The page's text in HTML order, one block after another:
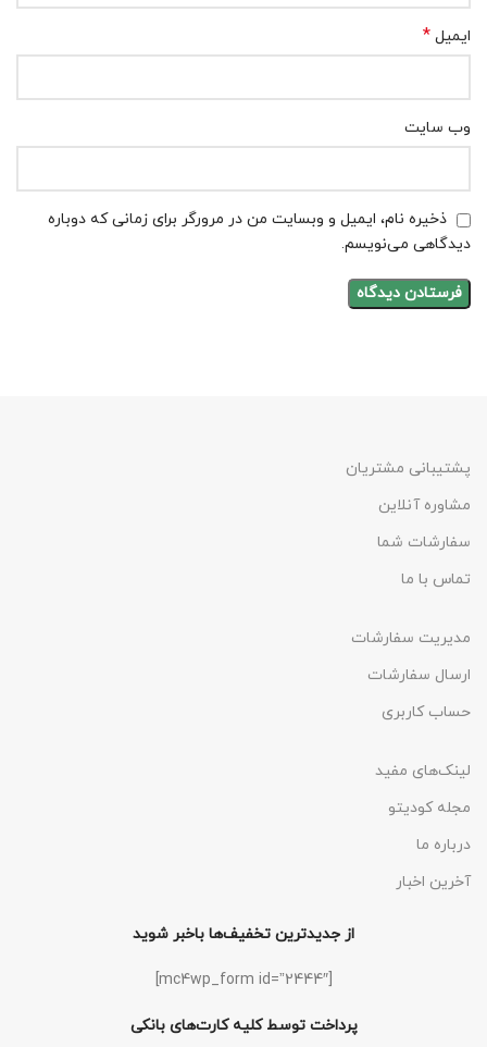
ایمیل *
وب‌ سایت
ذخیره نام، ایمیل و وبسایت من در مرورگر برای زمانی که دوباره
دیدگاهی می‌نویسم.
پشتیبانی مشتریان
مشاوره آنلاین
سفارشات شما
تماس با ما
مدیریت سفارشات
ارسال سفارشات
حساب کاربری
لینک‌های مفید
مجله کودیتو
درباره ما
آخرین اخبار
از جدیدترین تخفیف‌ها باخبر شوید
[mc4wp_form id=”2444″]
پرداخت توسط کلیه کارت‌های بانکی